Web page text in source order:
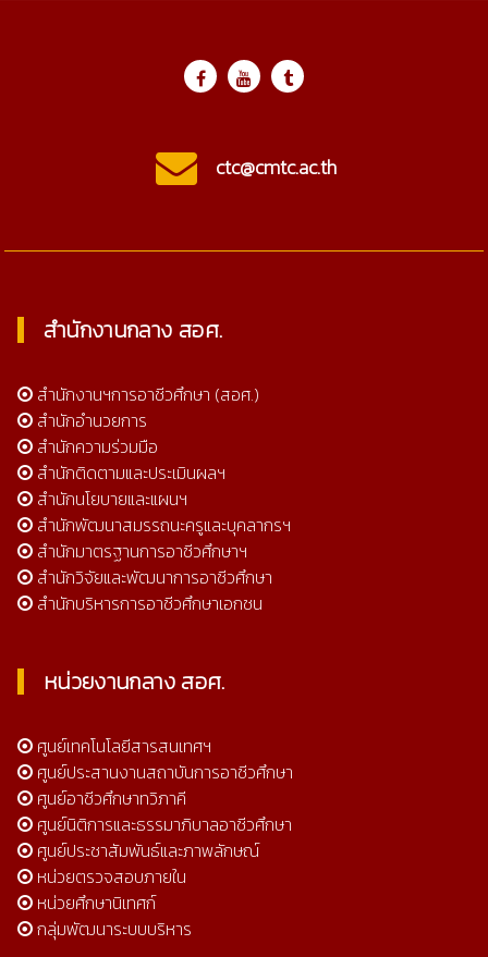
ctc@cmtc.ac.th
สำนักงานกลาง สอศ.
สำนักงานฯการอาชีวศึกษา (สอศ.)
สำนักอำนวยการ
สำนักความร่วมมือ
สำนักติดตามและประเมินผลฯ
สำนักนโยบายและแผนฯ
สำนักพัฒนาสมรรถนะครูและบุคลากรฯ
สำนักมาตรฐานการอาชีวศึกษาฯ
สำนักวิจัยและพัฒนาการอาชีวศึกษา
สำนักบริหารการอาชีวศึกษาเอกชน
หน่วยงานกลาง สอศ.
ศูนย์เทคโนโลยีสารสนเทศฯ
ศูนย์ประสานงานสถาบันการอาชีวศึกษา
ศูนย์อาชีวศึกษาทวิภาคี
ศูนย์นิติการและธรรมาภิบาลอาชีวศึกษา
ศูนย์ประชาสัมพันธ์และภาพลักษณ์
หน่วยตรวจสอบภายใน
หน่วยศึกษานิเทศก์
กลุ่มพัฒนาระบบบริหาร